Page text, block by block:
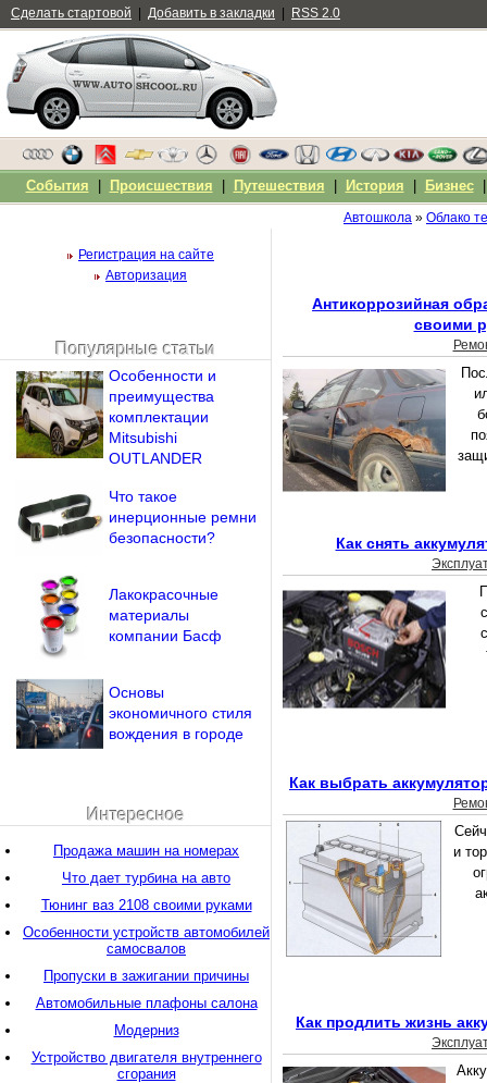
Автошкола » Облако
Антикоррозийная
своими
Как снять
Как выбрать
и
Как продлить жизнь
Регистрация на сайте
Авторизация
Напомнить пароль?
Популярные статьи
Особенности и
преимущества
комплектации
Mitsubishi
OUTLANDER
Что такое
инерционные ремни
безопасности?
Лакокрасочные
материалы
компании Басф
Основы
экономичного стиля
вождения в городе
Интересное
Продажа машин на номерах
Что дает турбина на авто
Тюнинг ваз 2108 своими руками
Особенности устройств автомобилей
самосвалов
Пропуски в зажигании причины
Автомобильные плафоны салона
Модерниз
Устройство двигателя внутреннего
сгорания
Сделать стартовой Добавить в закладки RSS 2.0
События Происшествия Путешествия История Бизнес